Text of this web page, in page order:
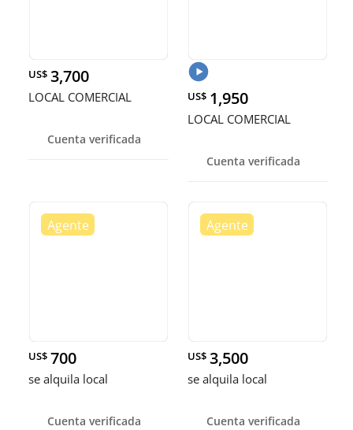
US$ 3,700
LOCAL COMERCIAL
Cuenta verificada
US$ 1,950
LOCAL COMERCIAL
Cuenta verificada
US$ 700
se alquila local
Cuenta verificada
US$ 3,500
se alquila local
Cuenta verificada